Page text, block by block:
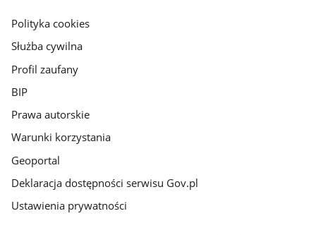
gov.pl
Polityka cookies
Służba cywilna
Profil zaufany
BIP
Prawa autorskie
Warunki korzystania
Geoportal
Deklaracja dostępności serwisu Gov.pl
Ustawienia prywatności